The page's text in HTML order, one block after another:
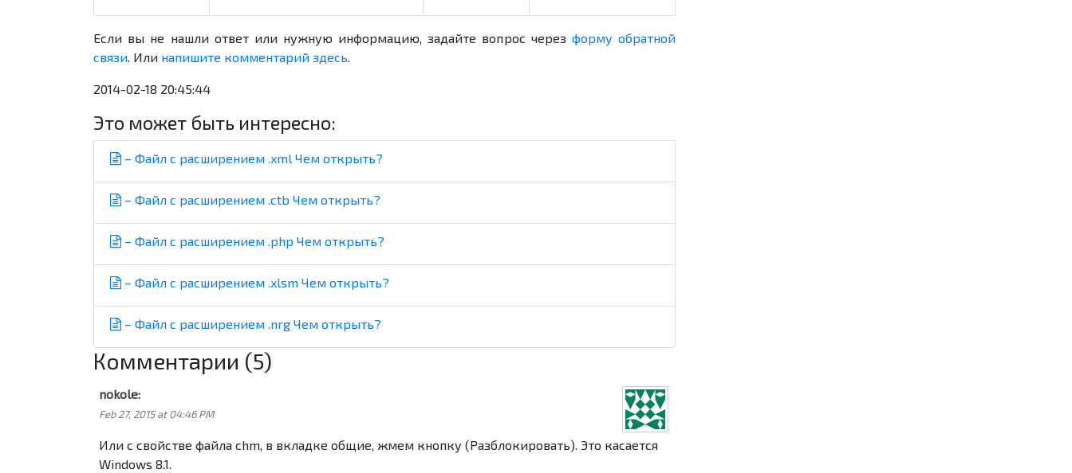
Если вы не нашли ответ или нужную информацию, задайте вопрос через форму обратной
связи. Или напишите комментарий здесь.
2014-02-18 20:45:44
Это может быть интересно:
– Файл с расширением .xml Чем открыть?
– Файл с расширением .ctb Чем открыть?
– Файл с расширением .php Чем открыть?
– Файл с расширением .xlsm Чем открыть?
– Файл с расширением .nrg Чем открыть?
Комментарии (5)
nokole:
Feb 27, 2015 at 04:46 PM
Или с свойстве файла chm, в вкладке общие, жмем кнопку (Разблокировать). Это касается
Windows 8.1.